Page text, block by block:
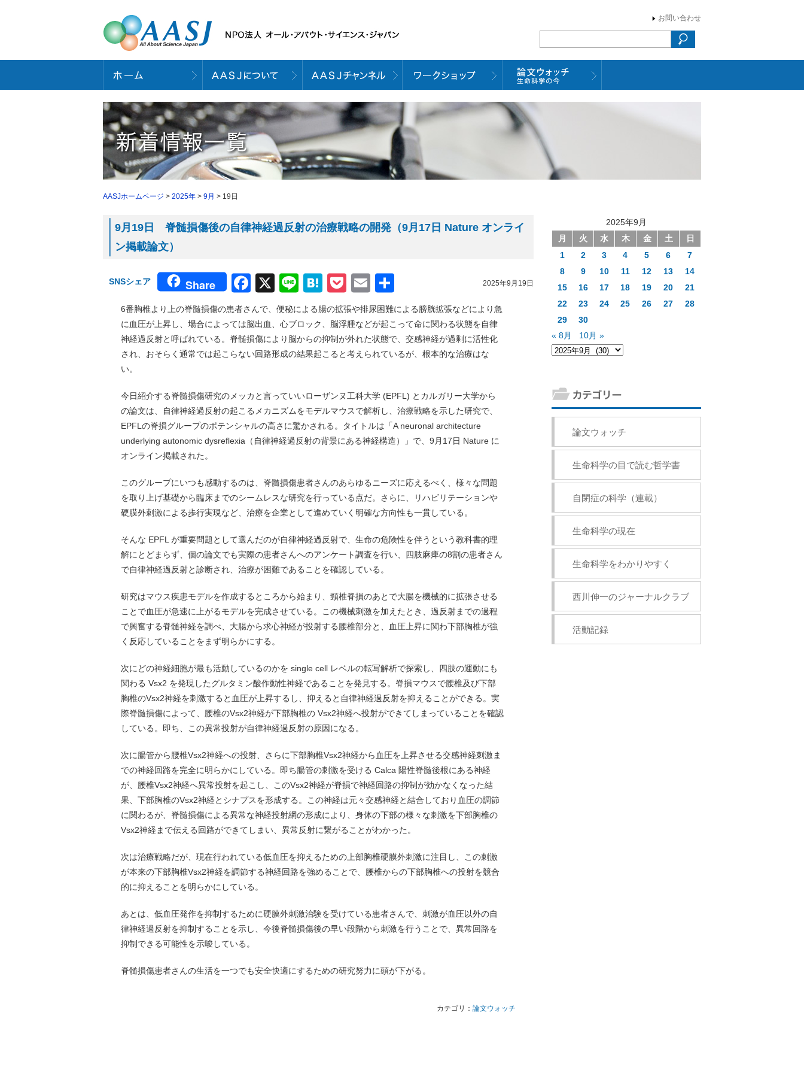
お問い合わせ
AASJホームページ > 2025年 > 9月 > 19日
9月19日 脊髄損傷後の自律神経過反射の治療戦略の開発（9月17日 Nature オンライ
ン掲載論文）
2025年9月19日
SNSシェア Share Facebook
X LineHatena
Pocket
Email
有
6番胸椎より上の脊髄損傷の患者さんで、便秘による腸の拡張や排尿困難による膀胱拡張などにより急
に血圧が上昇し、場合によっては脳出血、心ブロック、脳浮腫などが起こって命に関わる状態を自律
神経過反射と呼ばれている。脊髄損傷により脳からの抑制が外れた状態で、交感神経が過剰に活性化
され、おそらく通常では起こらない回路形成の結果起こると考えられているが、根本的な治療はな
い。
今日紹介する脊髄損傷研究のメッカと言っていいローザンヌ工科大学 (EPFL) とカルガリー大学から
の論文は、自律神経過反射の起こるメカニズムをモデルマウスで解析し、治療戦略を示した研究で、
EPFLの脊損グループのポテンシャルの高さに驚かされる。タイトルは「A neuronal architecture
underlying autonomic dysreflexia（自律神経過反射の背景にある神経構造）」で、9月17日 Nature に
オンライン掲載された。
このグループにいつも感動するのは、脊髄損傷患者さんのあらゆるニーズに応えるべく、様々な問題
を取り上げ基礎から臨床までのシームレスな研究を行っている点だ。さらに、リハビリテーションや
硬膜外刺激による歩行実現など、治療を企業として進めていく明確な方向性も一貫している。
そんな EPFL が重要問題として選んだのが自律神経過反射で、生命の危険性を伴うという教科書的理
解にとどまらず、個の論文でも実際の患者さんへのアンケート調査を行い、四肢麻痺の8割の患者さん
で自律神経過反射と診断され、治療が困難であることを確認している。
研究はマウス疾患モデルを作成するところから始まり、頸椎脊損のあとで大腸を機械的に拡張させる
ことで血圧が急速に上がるモデルを完成させている。この機械刺激を加えたとき、過反射までの過程
で興奮する脊髄神経を調べ、大腸から求心神経が投射する腰椎部分と、血圧上昇に関わ下部胸椎が強
く反応していることをまず明らかにする。
次にどの神経細胞が最も活動しているのかを single cell レベルの転写解析で探索し、四肢の運動にも
関わる Vsx2 を発現したグルタミン酸作動性神経であることを発見する。脊損マウスで腰椎及び下部
胸椎のVsx2神経を刺激すると血圧が上昇するし、抑えると自律神経過反射を抑えることができる。実
際脊髄損傷によって、腰椎のVsx2神経が下部胸椎の Vsx2神経へ投射ができてしまっていることを確認
している。即ち、この異常投射が自律神経過反射の原因になる。
次に腸管から腰椎Vsx2神経への投射、さらに下部胸椎Vsx2神経から血圧を上昇させる交感神経刺激ま
での神経回路を完全に明らかにしている。即ち腸管の刺激を受ける Calca 陽性脊髄後根にある神経
が、腰椎Vsx2神経へ異常投射を起こし、このVsx2神経が脊損で神経回路の抑制が効かなくなった結
果、下部胸椎のVsx2神経とシナプスを形成する。この神経は元々交感神経と結合しており血圧の調節
に関わるが、脊髄損傷による異常な神経投射網の形成により、身体の下部の様々な刺激を下部胸椎の
Vsx2神経まで伝える回路ができてしまい、異常反射に繋がることがわかった。
次は治療戦略だが、現在行われている低血圧を抑えるための上部胸椎硬膜外刺激に注目し、この刺激
が本来の下部胸椎Vsx2神経を調節する神経回路を強めることで、腰椎からの下部胸椎への投射を競合
的に抑えることを明らかにしている。
あとは、低血圧発作を抑制するために硬膜外刺激治験を受けている患者さんで、刺激が血圧以外の自
律神経過反射を抑制することを示し、今後脊髄損傷後の早い段階から刺激を行うことで、異常回路を
抑制できる可能性を示唆している。
脊髄損傷患者さんの生活を一つでも安全快適にするための研究努力に頭が下がる。
カテゴリ： 論文ウォッチ
2025年9月
月
火 水 木 金 土
日
1
2 3 4 5 6
7
8
9 10 11 12 13
14
15
16 17 18 19 20
21
22
23 24 25 26 27
28
29
30
« 8月
10月 »
論文ウォッチ
生命科学の目で読む哲学書
自閉症の科学（連載）
生命科学の現在
生命科学をわかりやすく
西川伸一のジャーナルクラブ
活動記録